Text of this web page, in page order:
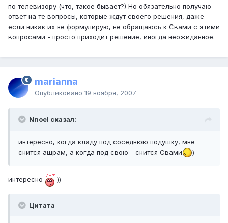
по телевизору (что, такое бывает?) Но обязательно получаю
ответ на те вопросы, которые ждут своего решения, даже
если никак их не формулирую, не обращаюсь к Свами с этими
вопросами - просто приходит решение, иногда неожиданное.
marianna
Опубликовано 19 ноября, 2007
Nnoel сказал:
интересно, когда кладу под соседнюю подушку, мне
снится ашрам, а когда под свою - снится Свами
)
интересно ))
Цитата